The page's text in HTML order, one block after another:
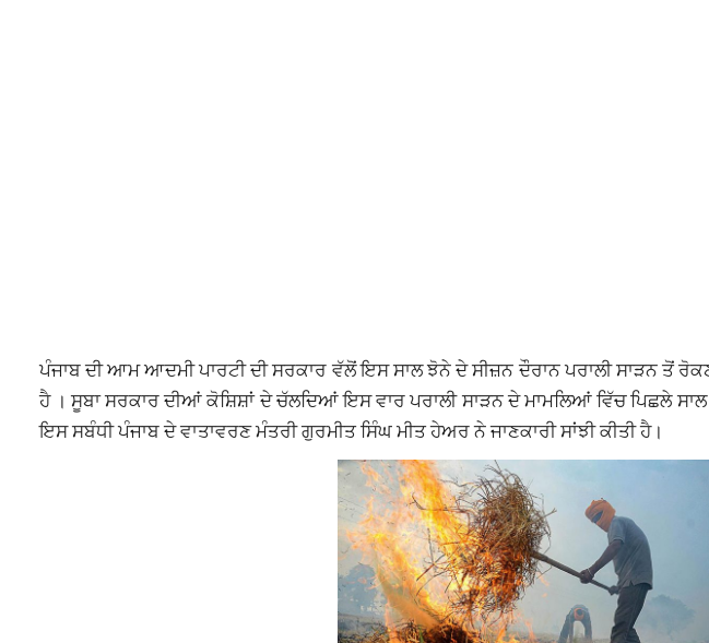
ਪੰਜਾਬ ਦੀ ਆਮ ਆਦਮੀ ਪਾਰਟੀ ਦੀ ਸਰਕਾਰ ਵੱਲੋਂ ਇਸ ਸਾਲ ਝੋਨੇ ਦੇ ਸੀਜ਼ਨ ਦੌਰਾਨ ਪਰਾਲੀ ਸਾੜਨ ਤੋਂ
ਹੈ । ਸੂਬਾ ਸਰਕਾਰ ਦੀਆਂ ਕੋਸ਼ਿਸ਼ਾਂ ਦੇ ਚੱਲਦਿਆਂ ਇਸ ਵਾਰ ਪਰਾਲੀ ਸਾੜਨ ਦੇ ਮਾਮਲਿਆਂ ਵਿੱਚ ਪਿਛਲੇ
ਇਸ ਸਬੰਧੀ ਪੰਜਾਬ ਦੇ ਵਾਤਾਵਰਣ ਮੰਤਰੀ ਗੁਰਮੀਤ ਸਿੰਘ ਮੀਤ ਹੇਅਰ ਨੇ ਜਾਣਕਾਰੀ ਸਾਂਝੀ ਕੀਤੀ ਹੈ।